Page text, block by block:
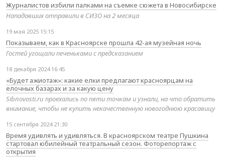
Журналистов избили палками на съемке сюжета в Новосибирске
Нападавших отправили в СИЗО на 2 месяца
19 мая 2025 15:15
Показываем, как в Красноярске прошла 42-ая музейная ночь
Гостей угощали печеньками с предсказанием
18 декабря 2024 16:45
«Будет ажиотаж»: какие елки предлагают красноярцам на
елочных базарах и за какую цену
Sibnovosti.ru проехались по пяти точкам и узнали, на что обратить
внимание, чтобы не купить некачественную новогоднюю красавицу
15 сентября 2024 21:30
Время удивлять и удивляться. В красноярском театре Пушкина
стартовал юбилейный театральный сезон. Фоторепортаж с
открытия